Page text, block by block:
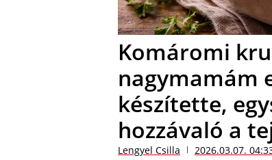
Komáromi
nagymamám
készítette,
hozzávaló a
Lengyel Csilla 2026.03.07.